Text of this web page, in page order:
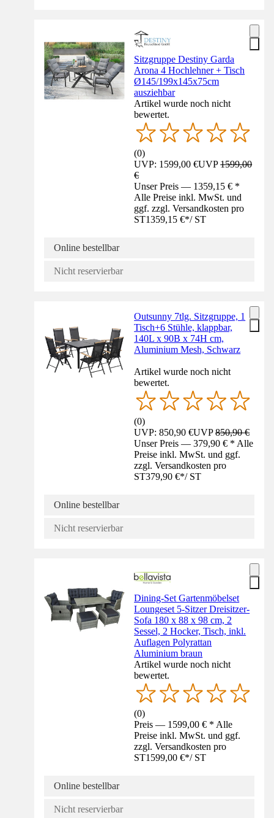
Sitzgruppe Destiny Garda
Arona 4 Hochlehner + Tisch
Ø145/199x145x75cm
ausziehbar
Artikel wurde noch nicht
bewertet.
(0)
UVP: 1599,00 €UVP1599,00
€
Unser Preis — 1359,15 € *
Alle Preise inkl. MwSt. und
ggf. zzgl. Versandkosten pro
ST1359,15 €*/ ST
Online bestellbar
Nicht reservierbar
Outsunny 7tlg. Sitzgruppe, 1
Tisch+6 Stühle, klappbar,
140L x 90B x 74H cm,
Aluminium Mesh, Schwarz
Artikel wurde noch nicht
bewertet.
(0)
UVP: 850,90 €UVP850,90 €
Unser Preis — 379,90 € * Alle
Preise inkl. MwSt. und ggf.
zzgl. Versandkosten pro
ST379,90 €*/ ST
Online bestellbar
Nicht reservierbar
Dining-Set Gartenmöbelset
Loungeset 5-Sitzer Dreisitzer-
Sofa 180 x 88 x 98 cm, 2
Sessel, 2 Hocker, Tisch, inkl.
Auflagen Polyrattan
Aluminium braun
Artikel wurde noch nicht
bewertet.
(0)
Preis — 1599,00 € * Alle
Preise inkl. MwSt. und ggf.
zzgl. Versandkosten pro
ST1599,00 €*/ ST
Online bestellbar
Nicht reservierbar